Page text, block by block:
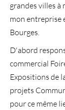
grandes villes à
mon entreprise
Bourges.
D'abord
commercial
Expositions de
projets
pour ce même